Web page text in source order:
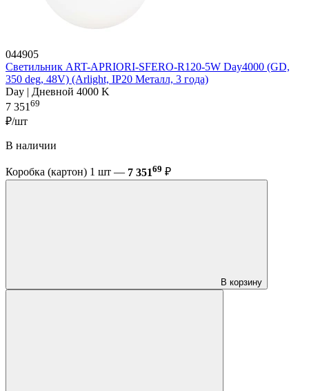
044905
Светильник ART-APRIORI-SFERO-R120-5W Day4000 (GD,
350 deg, 48V) (Arlight, IP20 Металл, 3 года)
Day | Дневной 4000 K
7 35169
₽/шт
В наличии
Коробка (картон) 1 шт — 7 35169 ₽
В корзину